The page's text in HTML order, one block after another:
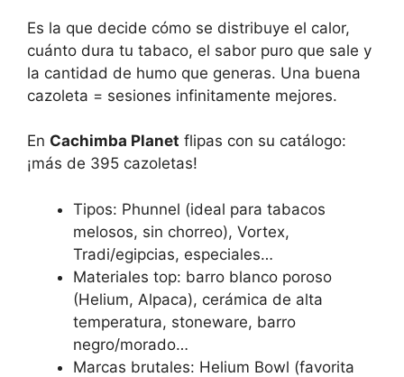
Es la que decide cómo se distribuye el calor,
cuánto dura tu tabaco, el sabor puro que sale y
la cantidad de humo que generas. Una buena
cazoleta = sesiones infinitamente mejores.
En Cachimba Planet flipas con su catálogo:
¡más de 395 cazoletas!
Tipos: Phunnel (ideal para tabacos
melosos, sin chorreo), Vortex,
Tradi/egipcias, especiales…
Materiales top: barro blanco poroso
(Helium, Alpaca), cerámica de alta
temperatura, stoneware, barro
negro/morado…
Marcas brutales: Helium Bowl (favorita